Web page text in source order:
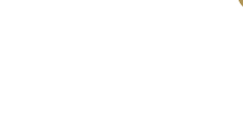
טעמי שזיף שחור ורכז רימונים